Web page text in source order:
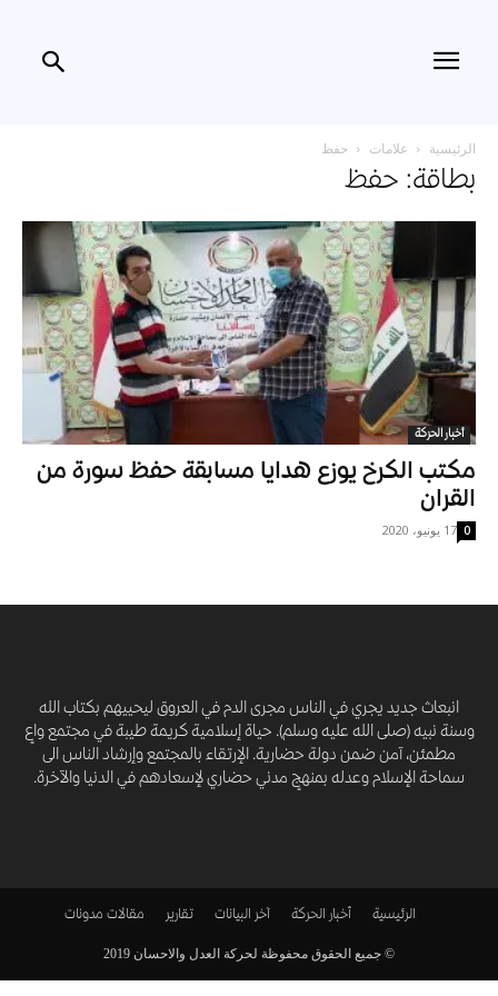
الرئيسية علامات حفظ
بطاقة: حفظ
أخبار الحركة
مكتب الكرخ يوزع هدايا مسابقة حفظ سورة من
القران
17 يونيو، 2020 0
انبعاث جديد يجري في الناس مجرى الدم في العروق ليحييهم بكتاب الله
وسنة نبيه (صلى الله عليه وسلم). حياة إسلامية كريمة طيبة في مجتمع واعٍ
مطمئن، آمن ضمن دولة حضارية. الإرتقاء بالمجتمع وإرشاد الناس الى
سماحة الإسلام وعدله بمنهجٍ مدني حضاري لإسعادهم في الدنيا والآخرة.
الرئيسية أخبار الحركة آخر البيانات تقارير مقالات مدونات
© جميع الحقوق محفوظة لحركة العدل والاحسان 2019